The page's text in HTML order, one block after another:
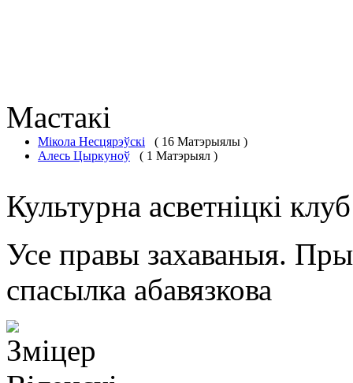
Мастакі
Мікола Несцярэўскі
( 16 Матэрыялы )
Алесь Цыркуноў
( 1 Матэрыял )
Культурна асветнiцкi
Усе правы захаваныя.
спасылка абавязкова